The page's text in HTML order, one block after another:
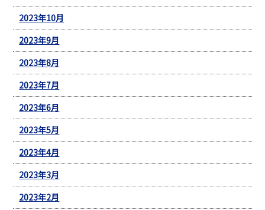
2023年10月
2023年9月
2023年8月
2023年7月
2023年6月
2023年5月
2023年4月
2023年3月
2023年2月